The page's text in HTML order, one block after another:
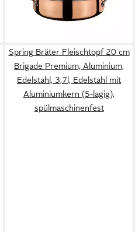
4l, Edelstahl mit
Aluminiumkern, nicht
269,00 €
Spring Bräter Fleischtopf 20 cm
Brigade Premium, Aluminium,
Edelstahl, 3,7l, Edelstahl mit
Aluminiumkern (5-lagig),
spülmaschinenfest